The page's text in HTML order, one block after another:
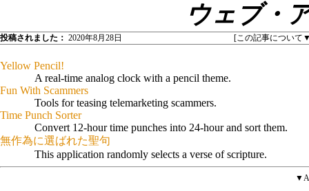
ウェブ・
投稿されました： 2020年8月28日 [この記事について
Yellow Pencil!
A real-time analog clock with a pencil theme.
Fun With Scammers
Tools for teasing telemarketing scammers.
Time Punch Sorter
Convert 12-hour time punches into 24-hour and sort them.
無作為に選ばれた聖句
This application randomly selects a verse of scripture.